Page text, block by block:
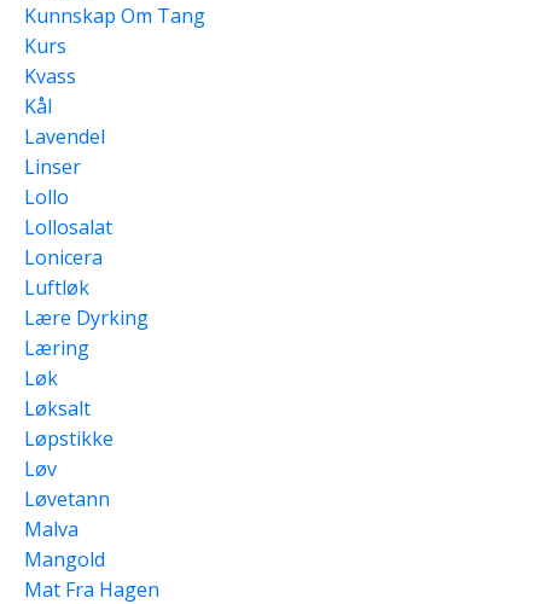
Kunnskap Om Tang
Kurs
Kvass
Kål
Lavendel
Linser
Lollo
Lollosalat
Lonicera
Luftløk
Lære Dyrking
Læring
Løk
Løksalt
Løpstikke
Løv
Løvetann
Malva
Mangold
Mat Fra Hagen